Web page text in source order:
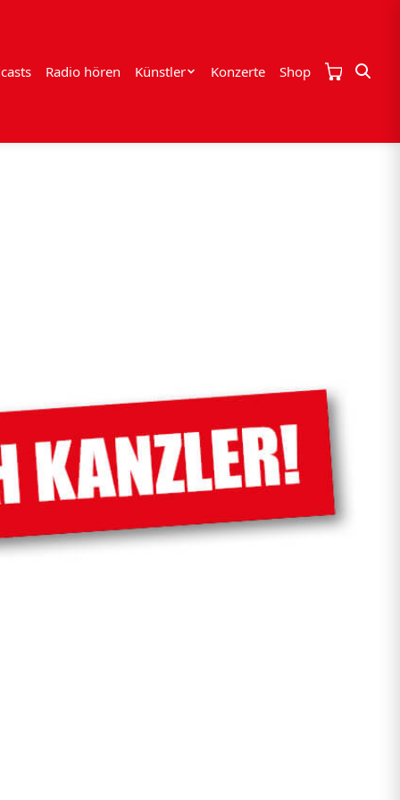
Radio hören Künstler Konzerte Shop